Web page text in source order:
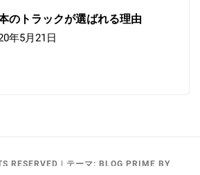
のトラックが選ばれる理由
年5月21日
RESERVED | テーマ: BLOG PRIME BY